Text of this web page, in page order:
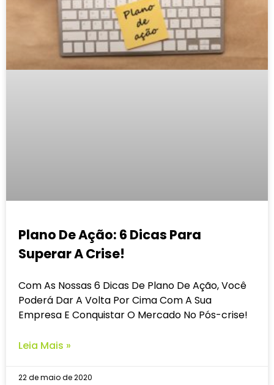
Plano De Ação: 6 Dicas Para
Superar A Crise!
Com As Nossas 6 Dicas De Plano De Ação, Você
Poderá Dar A Volta Por Cima Com A Sua
Empresa E Conquistar O Mercado No Pós-crise!
Leia Mais »
22 de maio de 2020